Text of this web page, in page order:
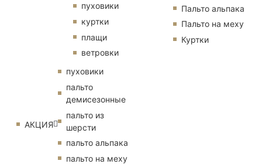
пуховики
куртки
плащи
ветровки
АКЦИЯ
пуховики
пальто
демисезонные
пальто из
шерсти
пальто альпака
пальто на меху
Пальто альпака
Пальто на меху
Куртки